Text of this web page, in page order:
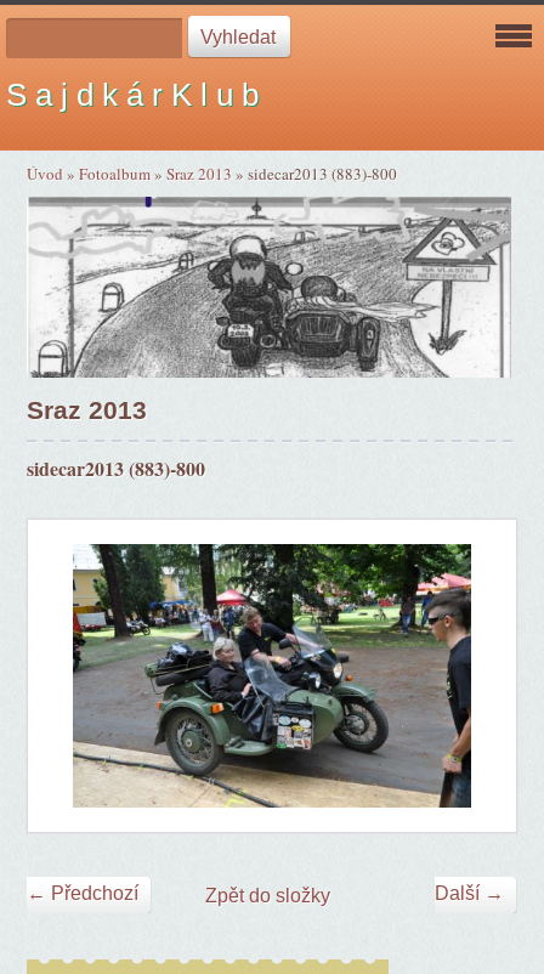
S a j d k á r K l u b
Úvod »Fotoalbum»Sraz 2013 »sidecar2013 (883)-800
Sraz 2013
sidecar2013 (883)-800
← Předchozí Další →
Zpět do složky